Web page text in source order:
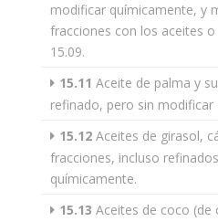
modificar químicamente, y
fracciones con los aceites
15.09.
15.11 Aceite de palma y
refinado, pero sin modificar
15.12 Aceites de girasol,
fracciones, incluso
químicamente.
15.13 Aceites de coco (de